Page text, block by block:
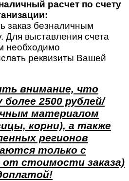
расчет по счету
заказ безналичным
Для выставления счета
необходимо
реквизиты Вашей
внимание, что
2500 рублей/
материалом
корни), а также
регионов
только с
от стоимости заказа)